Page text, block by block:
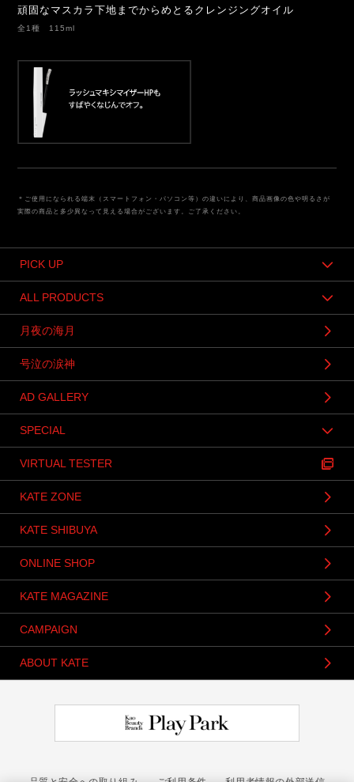
頑固なマスカラ下地までからめとるクレンジングオイル
全1種 115ml
＊ご使用になられる端末（スマートフォン・パソコン等）の違いにより、商品画像の色や明るさが
実際の商品と多少異なって見える場合がございます。ご了承ください。
PICK UP
ALL PRODUCTS
月夜の海月
号泣の涙神
AD GALLERY
SPECIAL
VIRTUAL TESTER
KATE ZONE
KATE SHIBUYA
ONLINE SHOP
KATE MAGAZINE
CAMPAIGN
ABOUT KATE